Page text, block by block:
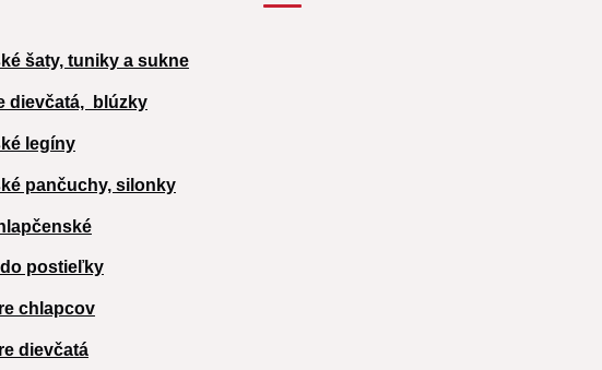
šaty, tuniky a sukne
dievčatá, blúzky
legíny
pančuchy, silonky
postieľky
chlapcov
dievčatá